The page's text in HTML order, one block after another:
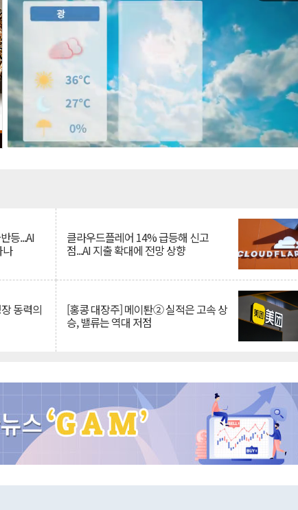
등...AI
나
클라우드플레어 14% 급등해 신고
점...AI 지출 확대에 전망 상향
동력의 [홍콩 대장주] 메이퇀② 실적은 고속 상
승, 밸류는 역대 저점